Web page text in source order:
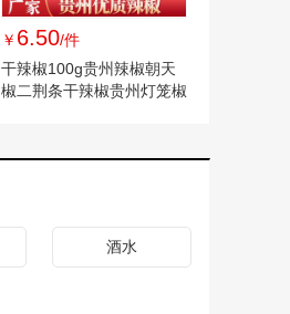
￥ 6.50/件
干辣椒100g贵州辣椒朝天
椒二荆条干辣椒贵州灯笼椒
酒水